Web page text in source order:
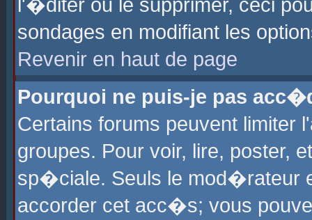
l'�diter ou le supprimer, ceci
sondages en modifiant les
Revenir en haut de page
Pourquoi ne puis-je pas
Certains forums peuvent
groupes. Pour voir, lire, poster,
sp�ciale. Seuls le mod�rateur
accorder cet acc�s; vous